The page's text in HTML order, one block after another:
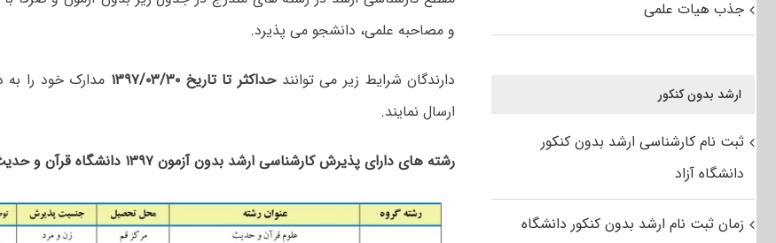
و مصاحبه علمی، دانشجو می پذیرد.
دارندگان شرایط زیر می توانندحداکثر تا تاریخ ۱۳۹۷/۰۳/۳۰
مدارک خود را
ارسال نمایند.
رشته های دارای پذیرش کارشناسی ارشد بدون آزمون ۱۳۹۷ دانشگاه قرآن و حدیث
جذب هیات علمی
ارشد بدون کنکور
ثبت نام کارشناسی ارشد بدون کنکور
دانشگاه آزاد
زمان ثبت نام ارشد بدون کنکور دانشگاه